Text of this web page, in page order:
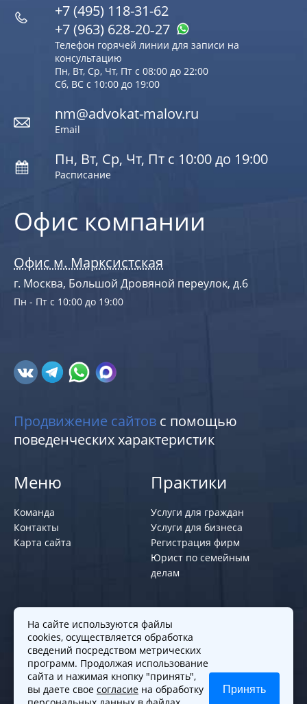
Офис компании
Офис м. Марксистская
г. Москва, Большой Дровяной переулок, д.6
Пн - Пт с 10:00 до 19:00
+7 (495) 118-31-62
+7 (963) 628‑20‑27
Телефон горячей линии для записи на
консультацию
Пн, Вт, Ср, Чт, Пт с 08:00 до 22:00
Сб, ВС с 10:00 до 19:00
nm@advokat-malov.ru
Email
Пн, Вт, Ср, Чт, Пт с 10:00 до 19:00
Расписание
Продвижение сайтов с помощью
поведенческих характеристик
Меню
Команда
Контакты
Карта сайта
Практики
Услуги для граждан
Услуги для бизнеса
Регистрация фирм
Юрист по семейным
делам
Политики и правила
Политика обработки персональных
данных
Согласие на обработку cookies
Согласие на обработку персональных
На сайте используются файлы
cookies, осуществляется обработка
сведений посредством метрических
программ. Продолжая использование
сайта и нажимая кнопку "принять",
вы даете свое согласие на обработку
Принять